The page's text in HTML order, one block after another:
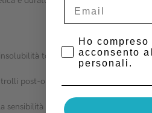
totale per prevenire
post-operatori precisi.
sensibilità post-trattamento.
Privacy Policy
Ho
acconsento
personali.